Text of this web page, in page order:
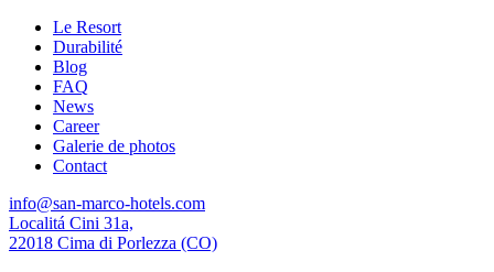
Le Resort
Durabilité
Blog
FAQ
News
Career
Galerie de photos
Contact
info@san-marco-hotels.com
Localitá Cini 31a,
22018 Cima di Porlezza (CO)